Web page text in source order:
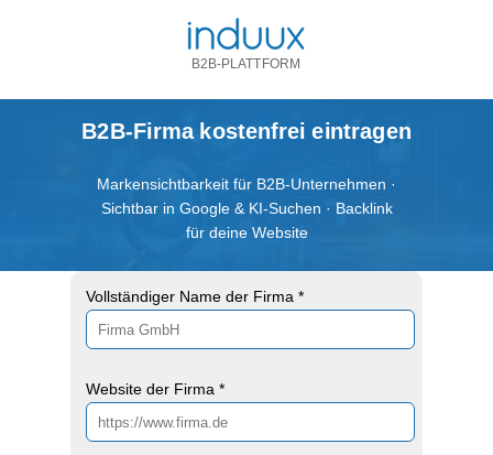
B2B-Firma kostenfrei eintragen
B2B-PLATTFORM
Vollständiger Name der Firma *
Website der Firma *
Markensichtbarkeit für B2B-Unternehmen ·
Sichtbar in Google & KI-Suchen · Backlink
für deine Website